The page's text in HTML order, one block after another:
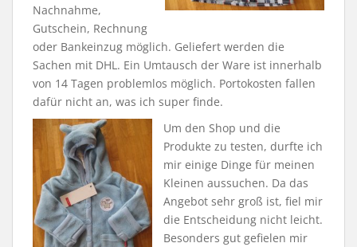
Nachnahme,
Gutschein, Rechnung
oder Bankeinzug möglich. Geliefert werden die
Sachen mit DHL. Ein Umtausch der Ware ist innerhalb
von 14 Tagen problemlos möglich. Portokosten fallen
dafür nicht an, was ich super finde.
Um den Shop und die
Produkte zu testen, durfte ich
mir einige Dinge für meinen
Kleinen aussuchen. Da das
Angebot sehr groß ist, fiel mir
die Entscheidung nicht leicht.
Besonders gut gefielen mir